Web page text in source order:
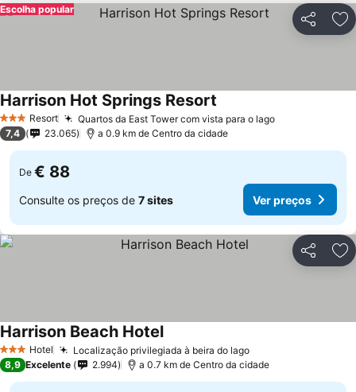
Partilhar
Escolha popular
3 EstrelasResort Quartos da East Tower com vista para o lago
Harrison Hot Springs Resort
7,4 23.065 a 0.9 km de Centro da cidade
De € 88
Consulte os preços de 7 sites Ver preços
Partilhar
3 EstrelasHotel Localização privilegiada à beira do lago
Harrison Beach Hotel
8,9 Excelente 2.994 a 0.7 km de Centro da cidade